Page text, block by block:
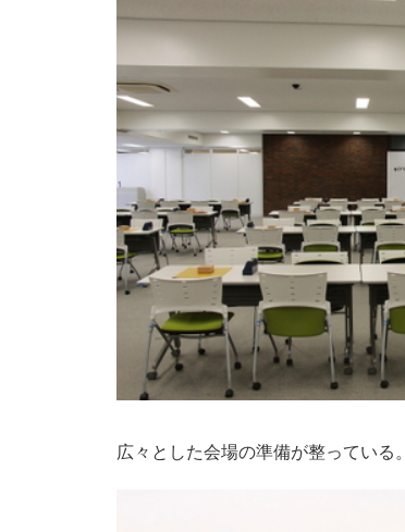
広々とした会場の準備が整っている。